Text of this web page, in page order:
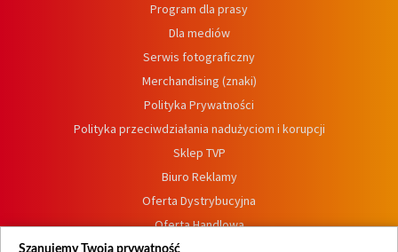
Program dla prasy
Dla mediów
Serwis fotograficzny
Merchandising (znaki)
Polityka Prywatności
Polityka przeciwdziałania nadużyciom i korupcji
Sklep TVP
Biuro Reklamy
Oferta Dystrybucyjna
Oferta Handlowa
Dostępność
Szanujemy Twoją prywatność